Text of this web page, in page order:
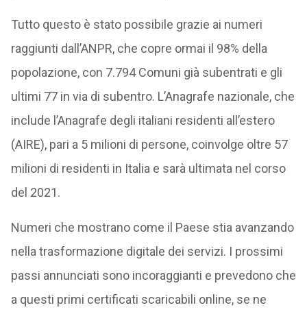
Tutto questo è stato possibile grazie ai numeri
raggiunti dall’ANPR, che copre ormai il 98% della
popolazione, con 7.794 Comuni già subentrati e gli
ultimi 77 in via di subentro. L’Anagrafe nazionale, che
include l’Anagrafe degli italiani residenti all’estero
(AIRE), pari a 5 milioni di persone, coinvolge oltre 57
milioni di residenti in Italia e sarà ultimata nel corso
del 2021.
Numeri che mostrano come il Paese stia avanzando
nella trasformazione digitale dei servizi. I prossimi
passi annunciati sono incoraggianti e prevedono che
a questi primi certificati scaricabili online, se ne